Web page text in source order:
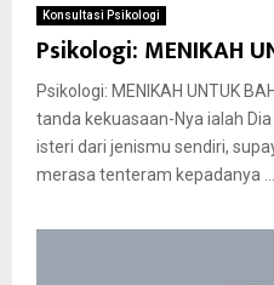
Konsultasi Psikologi
Psikologi: MENIKAH
Psikologi: MENIKAH UNTUK
tanda kekuasaan-Nya ialah
isteri dari jenismu sendiri,
merasa tenteram kepadanya